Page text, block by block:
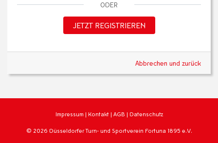
ODER
JETZT REGISTRIEREN
Abbrechen und zurück
Impressum | Kontakt | AGB | Datenschutz
© 2026 Düsseldorfer Turn- und Sportverein Fortuna 1895 e.V.